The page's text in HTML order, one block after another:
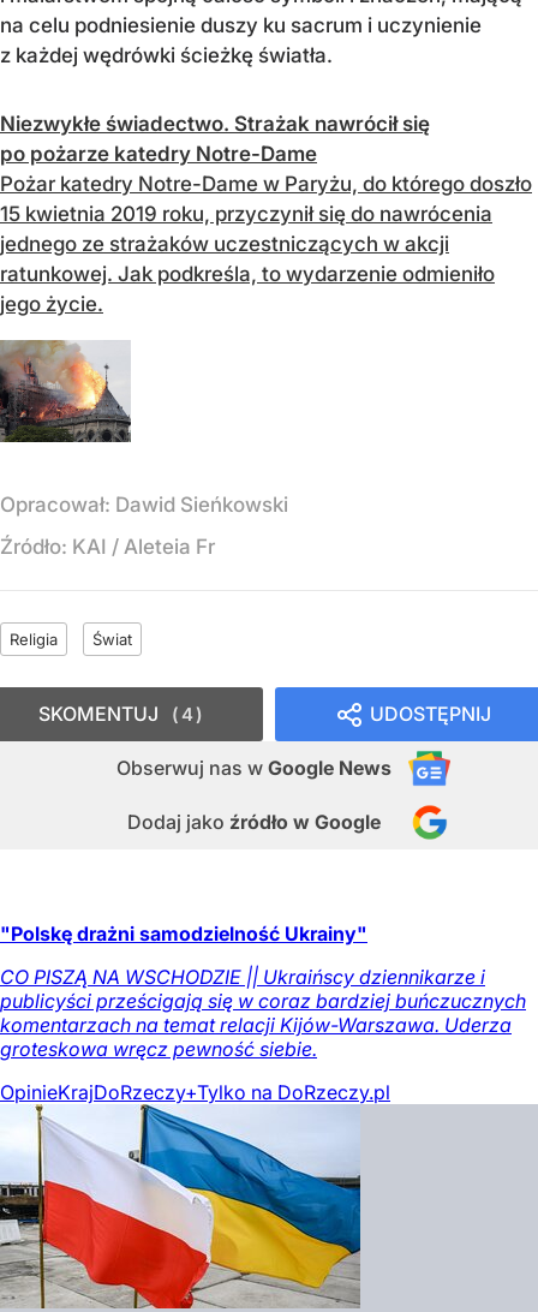
na celu podniesienie duszy ku sacrum i uczynienie
z każdej wędrówki ścieżkę światła.
Niezwykłe świadectwo. Strażak nawrócił się
po pożarze katedry Notre-Dame
Pożar katedry Notre-Dame w Paryżu, do którego doszło
15 kwietnia 2019 roku, przyczynił się do nawrócenia
jednego ze strażaków uczestniczących w akcji
ratunkowej. Jak podkreśla, to wydarzenie odmieniło
jego życie.
Opracował: Dawid Sieńkowski
Źródło: KAI / Aleteia Fr
Religia Świat
UDOSTĘPNIJ
Obserwuj nas w Google News
Dodaj jako źródło w Google
SKOMENTUJ 4
"Polskę drażni samodzielność Ukrainy"
CO PISZĄ NA WSCHODZIE || Ukraińscy dziennikarze i
publicyści prześcigają się w coraz bardziej buńczucznych
komentarzach na temat relacji Kijów-Warszawa. Uderza
groteskowa wręcz pewność siebie.
OpinieKrajDoRzeczy+Tylko na DoRzeczy.pl